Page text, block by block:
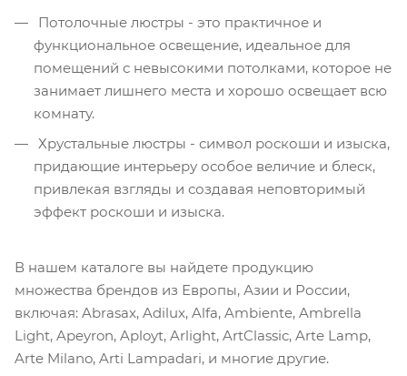
Потолочные люстры - это практичное и
функциональное освещение, идеальное для
помещений с невысокими потолками, которое не
занимает лишнего места и хорошо освещает всю
комнату.
Хрустальные люстры - символ роскоши и изыска,
придающие интерьеру особое величие и блеск,
привлекая взгляды и создавая неповторимый
эффект роскоши и изыска.
В нашем каталоге вы найдете продукцию
множества брендов из Европы, Азии и России,
включая: Abrasax, Adilux, Alfa, Ambiente, Ambrella
Light, Apeyron, Aployt, Arlight, ArtClassic, Arte Lamp,
Arte Milano, Arti Lampadari, и многие другие.